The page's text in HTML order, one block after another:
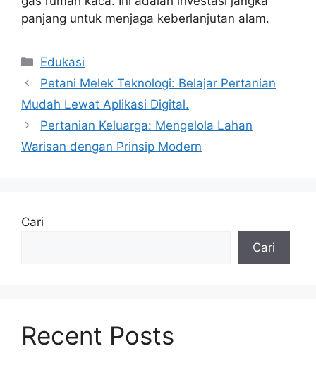
panjang untuk menjaga keberlanjutan alam.
Kategori
Edukasi
Petani Melek Teknologi: Belajar Pertanian
Mudah Lewat Aplikasi Digital.
Pertanian Keluarga: Mengelola Lahan
Warisan dengan Prinsip Modern
Cari
Cari
Recent Posts